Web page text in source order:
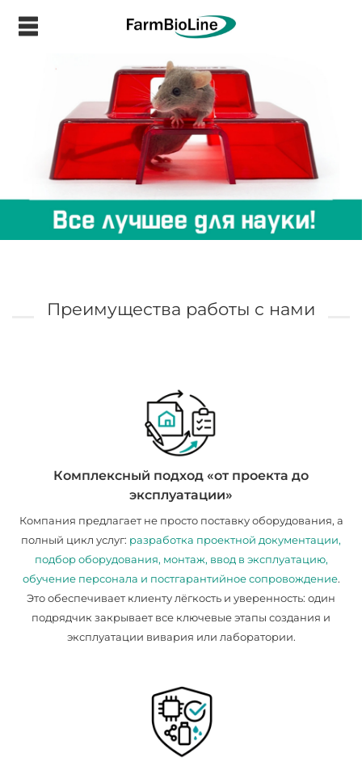
Преимущества работы с нами
Комплексный подход «от проекта до
эксплуатации»
Компания предлагает не просто поставку оборудования, а
полный цикл услуг: разработка проектной документации,
подбор оборудования, монтаж, ввод в эксплуатацию,
обучение персонала и постгарантийное сопровождение.
Это обеспечивает клиенту лёгкость и уверенность: один
подрядчик закрывает все ключевые этапы создания и
эксплуатации вивария или лаборатории.